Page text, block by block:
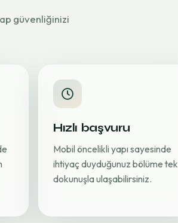
güvenliğinizi
Hızlı başvuru
Mobil öncelikli yapı sayesinde
ihtiyaç duyduğunuz bölüme tek
dokunuşla ulaşabilirsiniz.